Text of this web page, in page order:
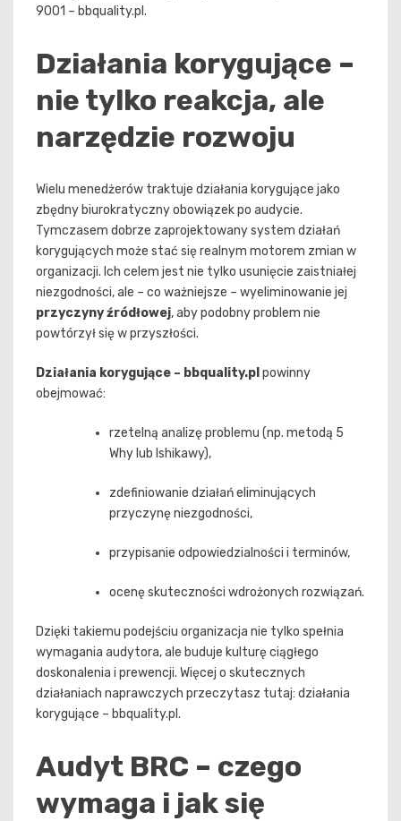
9001 – bbquality.pl.
Działania korygujące –
nie tylko reakcja, ale
narzędzie rozwoju
Wielu menedżerów traktuje działania korygujące jako
zbędny biurokratyczny obowiązek po audycie.
Tymczasem dobrze zaprojektowany system działań
korygujących może stać się realnym motorem zmian w
organizacji. Ich celem jest nie tylko usunięcie zaistniałej
niezgodności, ale – co ważniejsze – wyeliminowanie jej
przyczyny źródłowej, aby podobny problem nie
powtórzył się w przyszłości.
Działania korygujące – bbquality.pl powinny
obejmować:
rzetelną analizę problemu (np. metodą 5
Why lub Ishikawy),
zdefiniowanie działań eliminujących
przyczynę niezgodności,
przypisanie odpowiedzialności i terminów,
ocenę skuteczności wdrożonych rozwiązań.
Dzięki takiemu podejściu organizacja nie tylko spełnia
wymagania audytora, ale buduje kulturę ciągłego
doskonalenia i prewencji. Więcej o skutecznych
działaniach naprawczych przeczytasz tutaj: działania
korygujące – bbquality.pl.
Audyt BRC – czego
wymaga i jak się